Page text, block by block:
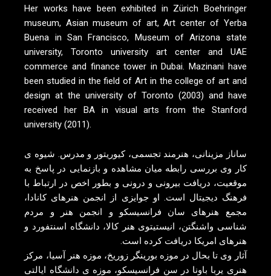
Her works have been exhibited in Zürich Boehringer
museum, Asian museum of art, Art center of Yerba
Buena in San Francisco, Museum of Arizona state
university, Toronto university art center and UAE
commerce and finance tower in Dubai. Mazinani have
been studied in the field of Art in the college of art and
design at the university of Toronto (2003) and have
received her BA in visual arts from the Stanford
university (2011).
ساناز مزینانی، هنرمند تجسمی، کیوریتور و مدرس. شیوه ی
کار وی بررسی رابطه میان مشاهده و بازنمایی در پاسخ به
موقعیت، دریافت بیرونی و درونی و بطور اخص در ارتباط با
فرهنگ دیجیتال است. او جوایزی از انجمن هنرهای کانادا،
مجمع هنرهای سان فرانسیسکو و انجمن هنر و مردم
شناسی واشنگتن، انیستیتوی هنر کالا، دانشگاه اسنتفورد و
هنرهای امریکا دریافت کرده است.
آثار وی تا بحال در موزه بورینگر زوریخ، موزه هنر آسیا، مرکز
هنری یربا باونا در سن فرانسیسکو، موزه ی دانشگاه ایالتی